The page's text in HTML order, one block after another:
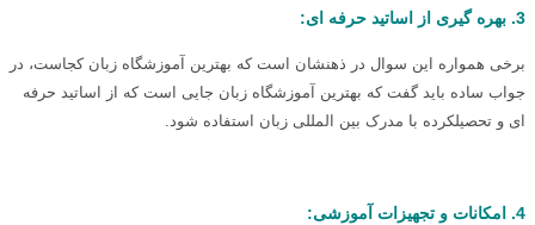
3. بهره گیری از اساتید حرفه ای:
برخی همواره این سوال در ذهنشان است که بهترین آموزشگاه زبان کجاست، در
جواب ساده باید گفت که بهترین آموزشگاه زبان جایی است که از اساتید حرفه
ای و تحصیلکرده با مدرک بین المللی زبان استفاده شود.
4. امکانات و تجهیزات آموزشی: